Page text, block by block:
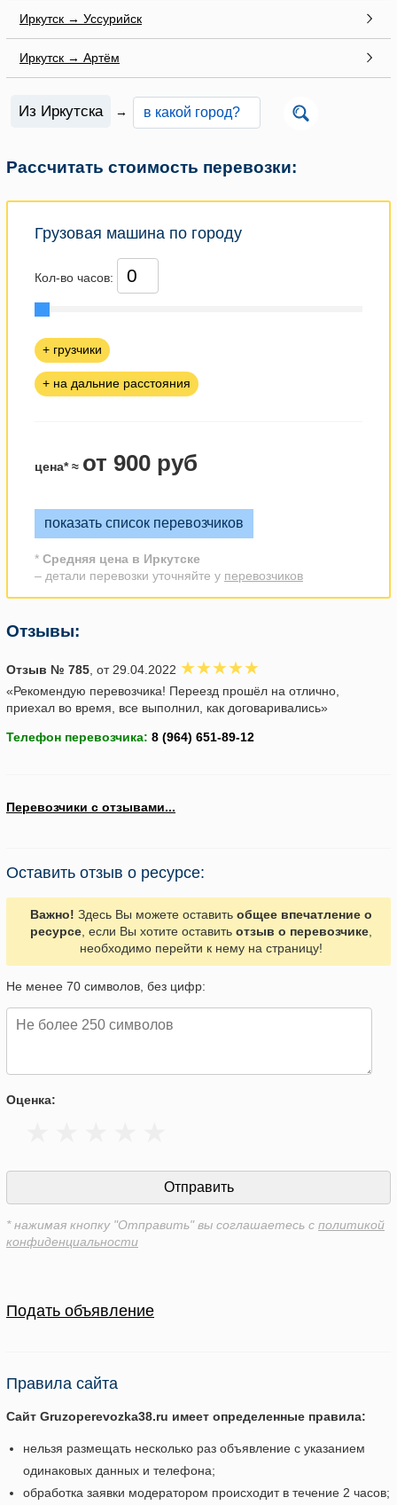
Иркутск → Уссурийск
Иркутск → Артём
Из Иркутска →
Рассчитать стоимость перевозки:
Грузовая машина по городу
Кол-во часов:
+ грузчики
+ на дальние расстояния
цена* ≈ от 900 руб
показать список перевозчиков
* Средняя цена в Иркутске
– детали перевозки уточняйте у перевозчиков
Отзывы:
Отзыв № 785 , от 29.04.2022
«Рекомендую перевозчика! Переезд прошёл на отлично,
приехал во время, все выполнил, как договаривались»
Телефон перевозчика:
Перевозчики с отзывами...
Оставить отзыв о ресурсе:
Важно! Здесь Вы можете оставить общее впечатление о
ресурсе, если Вы хотите оставить отзыв о перевозчике,
необходимо перейти к нему на страницу!
Не менее 70 символов, без цифр:
Оценка:
* нажимая кнопку "Отправить" вы соглашаетесь с политикой
конфиденциальности
Подать объявление
Правила сайта
Сайт Gruzoperevozka38.ru имеет определенные правила:
нельзя размещать несколько раз объявление с указанием
одинаковых данных и телефона;
обработка заявки модератором происходит в течение 2 часов;